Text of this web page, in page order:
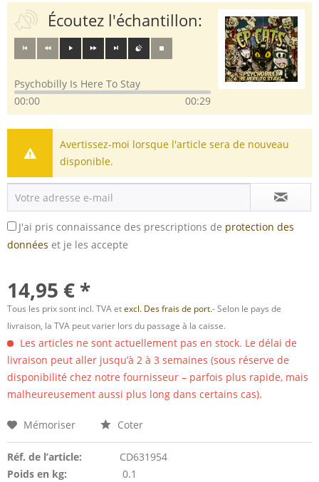
Écoutez l'échantillon:
Psychobilly Is Here To Stay
00:00
00:29
Avertissez-moi lorsque l'article sera de nouveau
disponible.
J'ai pris connaissance des prescriptions de protection des
données et je les accepte
14,95 € *
Tous les prix sont incl. TVA etexcl. Des frais de port.- Selon le pays de
livraison, la TVA peut varier lors du passage à la caisse.
Les articles ne sont actuellement pas en stock. Le délai de
livraison peut aller jusqu’à 2 à 3 semaines (sous réserve de
disponibilité chez notre fournisseur – parfois plus rapide, mais
malheureusement aussi plus long dans certains cas).
Mémoriser Coter
Réf. de l’article:
CD631954
Poids en kg:
0.1